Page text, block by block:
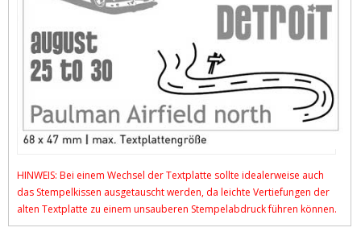
HINWEIS: Bei einem Wechsel der Textplatte sollte idealerweise auch
das Stempelkissen ausgetauscht werden, da leichte Vertiefungen der
alten Textplatte zu einem unsauberen Stempelabdruck führen können.